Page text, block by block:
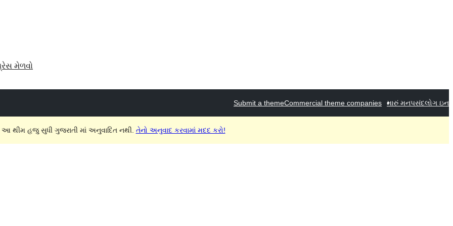
મેળવો
Submit a themeCommercial theme companies મારું મનપસંદલોગ ઇન
આ થીમ હજુ સુધી ગુજરાતી માં અનુવાદિત નથી. તેનો અનુવાદ કરવામાં મદદ કરો!